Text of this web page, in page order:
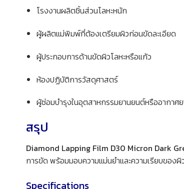
โรงงานผลิตชิ้นส่วนโลหะหนัก
ผู้ผลิตแม่พิมพ์ที่ต้องเตรียมผิวก่อนขัดละเอียด
ผู้ประกอบการด้านขัดผิวโลหะหรือแก้ว
ห้องปฏิบัติการวัสดุศาสตร์
ผู้ซ่อมบำรุงในอุตสาหกรรมยานยนต์หรืออากาศ
สรุป
Diamond Lapping Film D30 Micron Dark
การขัด พร้อมมอบความแม่นยำและความเรียบขอ
Specifications